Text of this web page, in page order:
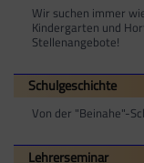
Wir suchen immer
Kindergarten und
Stellenangebote!
Schulgeschichte
Von der "Beinahe"-
Lehrerseminar